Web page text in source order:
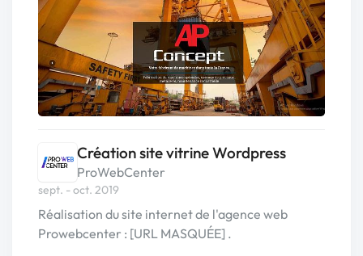
Création site vitrine Wordpress
ProWebCenter
sept. - oct. 2019
Réalisation du site internet de l'agence web
Prowebcenter : [URL MASQUÉE] .